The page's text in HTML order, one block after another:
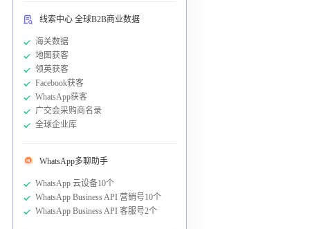
线索中心 全球B2B商业数据
海关数据
地图获客
领英获客
Facebook获客
WhatsApp获客
广交会采购商名录
全球企业库
WhatsApp多聊助手
WhatsApp 云设备10个
WhatsApp Business API 营销号10个
WhatsApp Business API 客服号2个